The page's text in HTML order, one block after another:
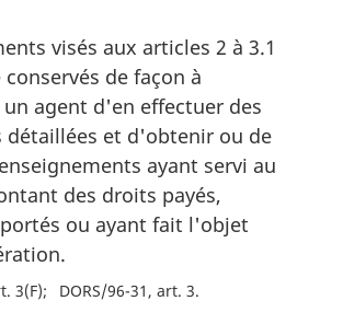
visés aux articles 2 à 3.1
de façon à
agent d'en effectuer des
détaillées et d'obtenir ou de
ayant servi au
des droits payés,
ou ayant fait l'objet
3(F) DORS/96-31, art. 3